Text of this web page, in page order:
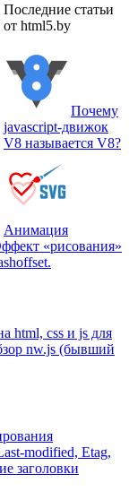
Последние статьи
от html5.by
Почему
javascript-движок
V8 называется V8?
Анимация
«рисования»
html, css и js для
nw.js (бывший
modified, Etag,
заголовки